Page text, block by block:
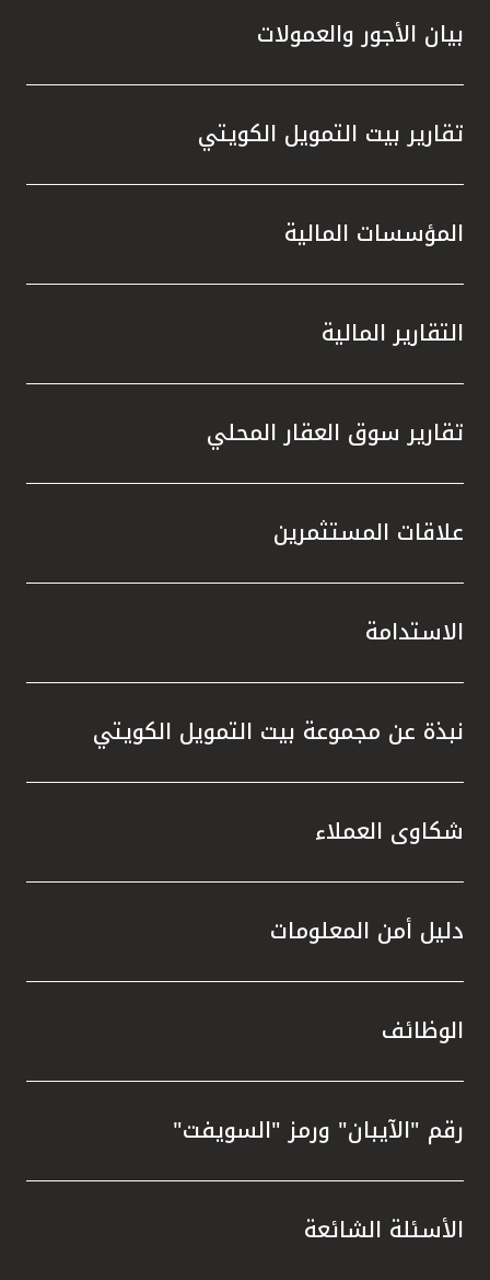
بيان الأجور والعمولات
تقارير بيت التمويل الكويتي
المؤسسات المالية
التقارير المالية
تقارير سوق العقار المحلي
علاقات المستثمرين
الاستدامة
نبذة عن مجموعة بيت التمويل الكويتي
شكاوى العملاء
دليل أمن المعلومات
الوظائف
رقم "الآيبان" ورمز "السويفت"
الأسئلة الشائعة